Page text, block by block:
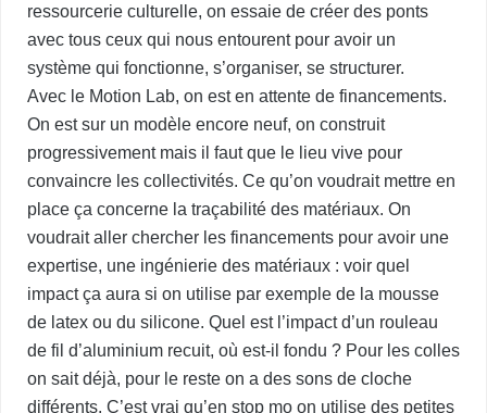
ressourcerie culturelle, on essaie de créer des ponts
avec tous ceux qui nous entourent pour avoir un
système qui fonctionne, s’organiser, se structurer.
Avec le Motion Lab, on est en attente de financements.
On est sur un modèle encore neuf, on construit
progressivement mais il faut que le lieu vive pour
convaincre les collectivités. Ce qu’on voudrait mettre en
place ça concerne la traçabilité des matériaux. On
voudrait aller chercher les financements pour avoir une
expertise, une ingénierie des matériaux : voir quel
impact ça aura si on utilise par exemple de la mousse
de latex ou du silicone. Quel est l’impact d’un rouleau
de fil d’aluminium recuit, où est-il fondu ? Pour les colles
on sait déjà, pour le reste on a des sons de cloche
différents. C’est vrai qu’en stop mo on utilise des petites